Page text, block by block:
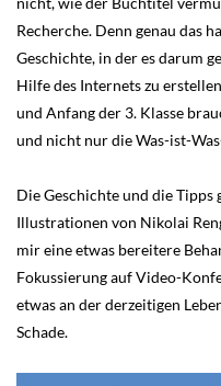
Recherche. Denn genau das
Geschichte, in der es darum
Hilfe des Internets zu
und Anfang der 3. Klasse
und nicht nur die Was-ist-
Die Geschichte und die
Illustrationen von Nikolai
mir eine etwas bereitere
Fokussierung auf Video-
etwas an der derzeitigen
Schade.